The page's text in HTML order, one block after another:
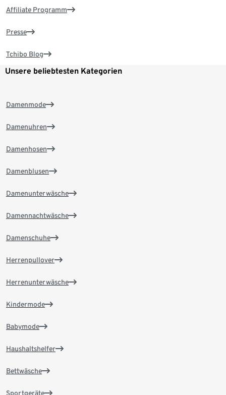
Affiliate Programm
Presse
Tchibo Blog
Unsere beliebtesten Kategorien
Damenmode
Damenuhren
Damenhosen
Damenblusen
Damenunterwäsche
Damennachtwäsche
Damenschuhe
Herrenpullover
Herrenunterwäsche
Kindermode
Babymode
Haushaltshelfer
Bettwäsche
Sportgeräte